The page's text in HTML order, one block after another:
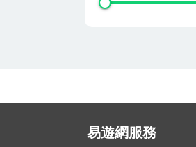
易遊網服務